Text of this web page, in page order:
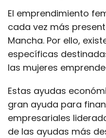
El emprendimiento
cada vez más
Mancha. Por ello,
específicas
las mujeres
Estas ayudas
gran ayuda para
empresariales
de las ayudas más